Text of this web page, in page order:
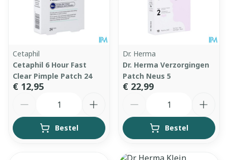
Cetaphil
Cetaphil 6 Hour Fast
Clear Pimple Patch 24
€ 12,95
Bestel
Dr. Herma
Dr. Herma Verzorgingen
Patch Neus 5
€ 22,99
Bestel